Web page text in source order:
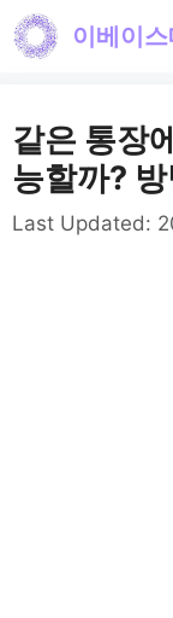
컨
로
건
너
이베이
같은 통장
능할까?
Last Updated: